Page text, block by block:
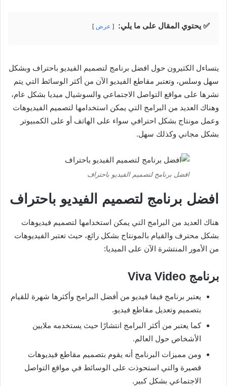
✅ يحتوي المقال على ما يلي: عرض
يتساءل الكثيرون حول افضل برنامج لتصميم الفيديو باحتراف وبشكل
سهل وسلس، وتعتبر مقاطع الفيديو الآن من أكثر الوسائط التي يتم
نشرها على مواقع التواصل الاجتماعي والسوشيال ميديا بشكل عام،
وهناك العديد من البرامج التي يمكن استخدامها لتصميم الفيديوهات
وعمل مونتاج بشكل احترافي سواء على الهاتف أو على الكمبيوتر
بشكل مجاني وكذلك سهل.
افضل برنامج لتصميم الفيديو باحتراف
افضل برنامج لتصميم الفيديو باحتراف
هناك العديد من البرامج التي يمكن استخدامها لتصميم فيديوهات
بشكل محترف والقيام بالمونتاج بشكل رائع، حيث تعتبر الفيديوهات
من الأمور المنتشرة الآن على الميديا:
برنامج Viva Video
يعتبر برنامج فيفا فيديو من أفضل البرامج وأكثرها شهرة للقيام
بتصميم وتعديل مقاطع فيديو.
كما يعتبر من أكثر البرامج انتشارًا حيث يستخدمه ملايين
الأشخاص حول العالم.
ومن مميزات البرنامج أنه يقوم بتصميم مقاطع فيديوهات
قصيرة والتي استحوذت على الوسائط في مواقع التواصل
الاجتماعي بشكل كبير.